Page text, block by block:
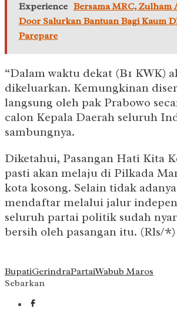
Experience Bersama MRC, Zulham
Door Salurkan Bantuan Bagi Kaum
Parepare
“Dalam waktu dekat (B1 KWK)
dikeluarkan. Kemungkinan
langsung oleh pak Prabowo
calon Kepala Daerah seluruh
sambungnya.
Diketahui, Pasangan Hati Kita
pasti akan melaju di Pilkada
kota kosong. Selain tidak
mendaftar melalui jalur
seluruh partai politik sudah
bersih oleh pasangan itu. (Rls/*)
BupatiGerindraPartaiWabub Maros
Sebarkan